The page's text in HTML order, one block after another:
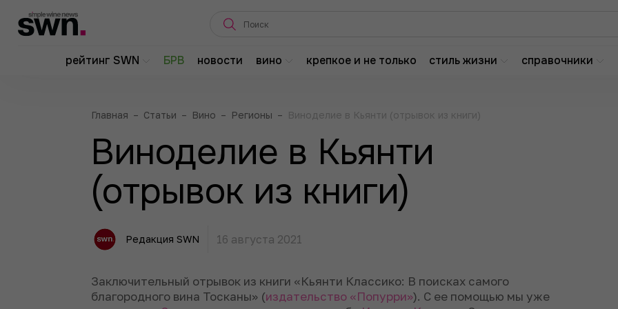
рейтинг SWN БРВ новости вино крепкое и не только стиль жизни справочники
Главная – Статьи – Вино – Регионы – Виноделие в Кьянти (отрывок из книги)
Виноделие в Кьянти
(отрывок из книги)
Редакция SWN 16 августа 2021
Заключительный отрывок из книги «Кьянти Классико: В поисках самого
благородного вина Тосканы» (издательство «Попурри»). С ее помощью мы уже